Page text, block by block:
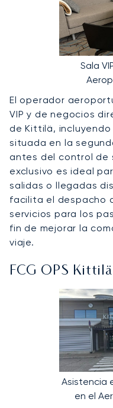
Sala
El operador
VIP y de negocios
de Kittilä, incluyendo
situada en la
antes del control de
exclusivo es ideal
salidas o llegadas
facilita el despacho
servicios para los
fin de mejorar la
viaje.
FCG OPS
Asistencia
en el